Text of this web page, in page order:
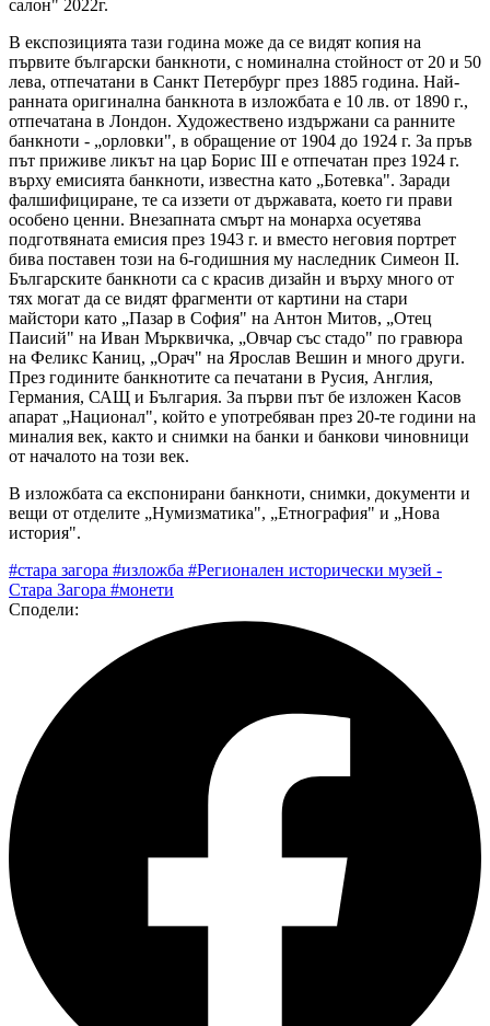
салон" 2022г.
В експозицията тази година може да се видят копия на
първите български банкноти, с номинална стойност от 20 и 50
лева, отпечатани в Санкт Петербург през 1885 година. Най-
ранната оригинална банкнота в изложбата е 10 лв. от 1890 г.,
отпечатана в Лондон. Художествено издържани са ранните
банкноти - „орловки", в обращение от 1904 до 1924 г. За пръв
път приживе ликът на цар Борис III e отпечатан през 1924 г.
върху емисията банкноти, известна като „Ботевка". Заради
фалшифициране, те са иззети от държавата, което ги прави
особено ценни. Внезапната смърт на монарха осуетява
подготвяната емисия през 1943 г. и вместо неговия портрет
бива поставен този на 6-годишния му наследник Симеон II.
Българските банкноти са с красив дизайн и върху много от
тях могат да се видят фрагменти от картини на стари
майстори като „Пазар в София" на Антон Митов, „Отец
Паисий" на Иван Мърквичка, „Овчар със стадо" по гравюра
на Феликс Каниц, „Орач" на Ярослав Вешин и много други.
През годините банкнотите са печатани в Русия, Англия,
Германия, САЩ и България. За първи път бе изложен Касов
апарат „Национал", който е употребяван през 20-те години на
миналия век, както и снимки на банки и банкови чиновници
от началото на този век.
В изложбата са експонирани банкноти, снимки, документи и
вещи от отделите „Нумизматика", „Етнография" и „Нова
история".
#стара загора #изложба #Регионален исторически музей -
Стара Загора #монети
Сподели: